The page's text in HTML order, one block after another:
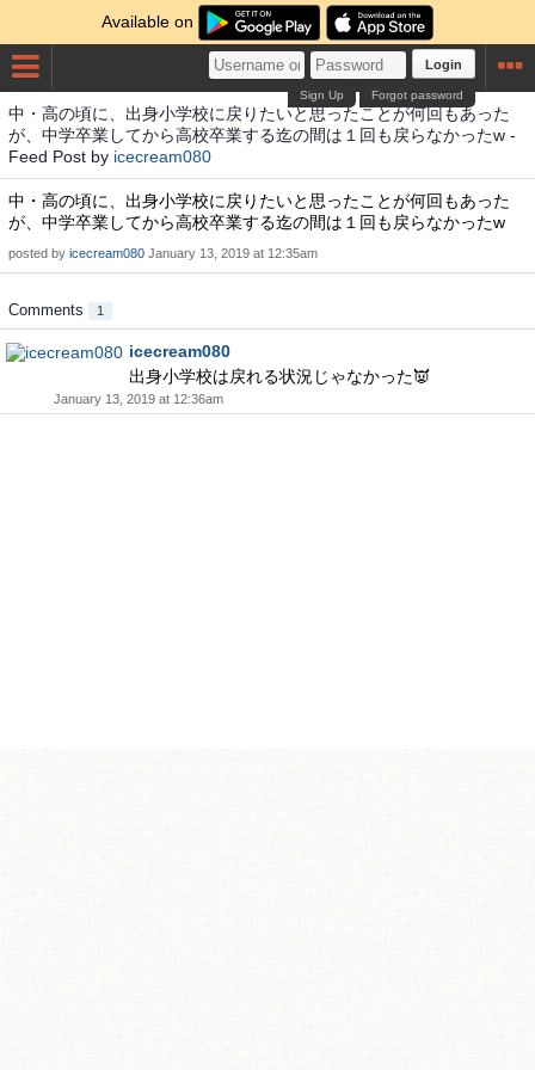
Available on
Login
Forgot password
Sign Up
中・高の頃に、出身小学校に戻りたいと思ったことが何回もあった
が、中学卒業してから高校卒業する迄の間は１回も戻らなかったw -
Feed Post by icecream080
中・高の頃に、出身小学校に戻りたいと思ったことが何回もあった
が、中学卒業してから高校卒業する迄の間は１回も戻らなかったw
posted by icecream080 January 13, 2019 at 12:35am
Comments 1
icecream080
出身小学校は戻れる状況じゃなかった👿
January 13, 2019 at 12:36am